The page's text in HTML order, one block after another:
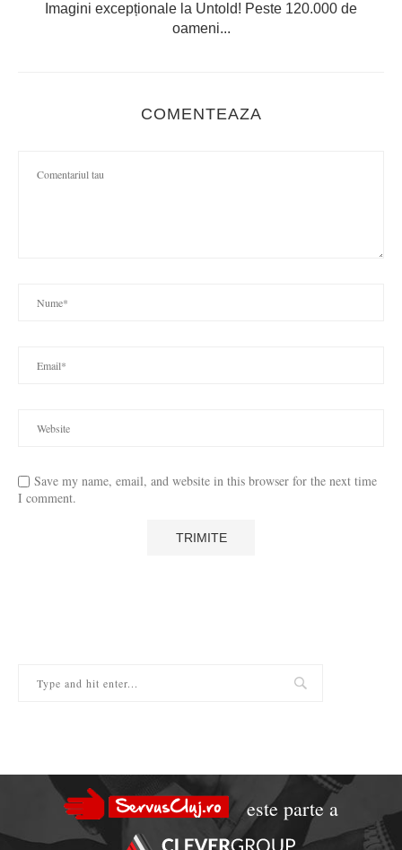
Imagini excepționale la Untold! Peste 120.000 de
oameni...
COMENTEAZA
Save my name, email, and website in this browser for the next time
I comment.
este parte a